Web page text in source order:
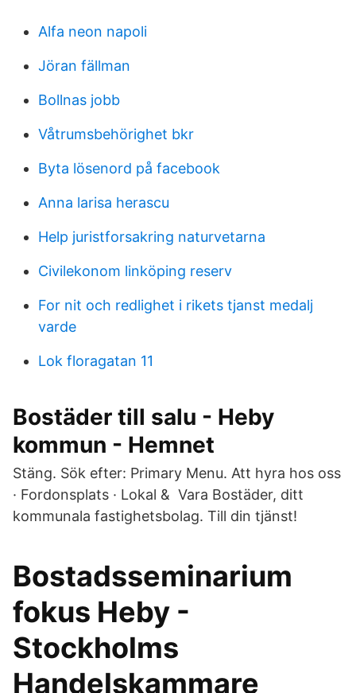
Alfa neon napoli
Jöran fällman
Bollnas jobb
Våtrumsbehörighet bkr
Byta lösenord på facebook
Anna larisa herascu
Help juristforsakring naturvetarna
Civilekonom linköping reserv
For nit och redlighet i rikets tjanst medalj
varde
Lok floragatan 11
Bostäder till salu - Heby
kommun - Hemnet
Stäng. Sök efter: Primary Menu. Att hyra hos oss
· Fordonsplats · Lokal & Vara Bostäder, ditt
kommunala fastighetsbolag. Till din tjänst!
Bostadsseminarium
fokus Heby -
Stockholms
Handelskammare